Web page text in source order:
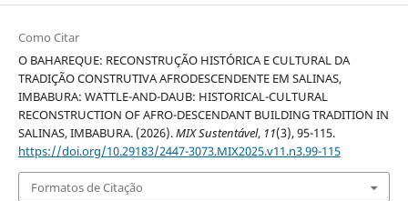
Como Citar
O BAHAREQUE: RECONSTRUÇÃO HISTÓRICA E CULTURAL DA
TRADIÇÃO CONSTRUTIVA AFRODESCENDENTE EM SALINAS,
IMBABURA: WATTLE-AND-DAUB: HISTORICAL-CULTURAL
RECONSTRUCTION OF AFRO-DESCENDANT BUILDING TRADITION IN
SALINAS, IMBABURA. (2026).MIX Sustentável, 11(3), 95-115.
https://doi.org/10.29183/2447-3073.MIX2025.v11.n3.99-115
Formatos de Citação